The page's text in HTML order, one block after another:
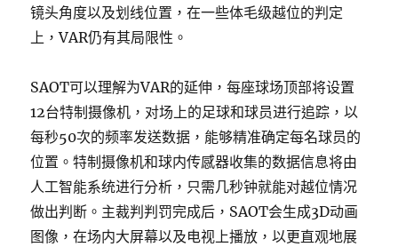
镜头角度以及划线位置，在一些体毛级越位的判定
上，VAR仍有其局限性。
SAOT可以理解为VAR的延伸，每座球场顶部将设置
12台特制摄像机，对场上的足球和球员进行追踪，以
每秒50次的频率发送数据，能够精准确定每名球员的
位置。特制摄像机和球内传感器收集的数据信息将由
人工智能系统进行分析，只需几秒钟就能对越位情况
做出判断。主裁判判罚完成后，SAOT会生成3D动画
图像，在场内大屏幕以及电视上播放，以更直观地展